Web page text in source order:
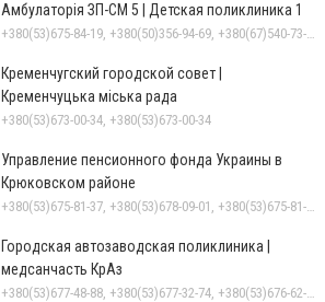
Амбулаторія ЗП-СМ 5 | Детская поликлиника 1
+380(53)675-84-19, +380(50)356-94-69, +380(67)540-73-87
Кременчугский городской совет |
Кременчуцька міська рада
+380(53)673-00-34, +380(53)673-00-34
Управление пенсионного фонда Украины в
Крюковском районе
+380(53)675-81-37, +380(53)678-09-01, +380(53)675-81-32, +380(53)675-81-40, +380(53)675-81-33, +380(53)675-81-38, +380(53)675-81-31, +380(53)678-08-87
Городская автозаводская поликлиника |
медсанчасть КрАз
+380(53)677-48-88, +380(53)677-32-74, +380(53)676-62-99, +380536766187